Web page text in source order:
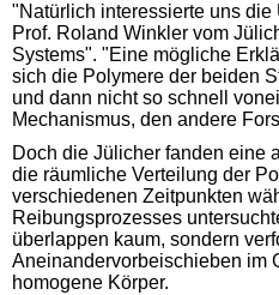
"Natürlich interessierte uns die
Prof. Roland Winkler vom
Systems". "Eine mögliche
sich die Polymere der beiden
und dann nicht so schnell
Mechanismus, den andere
Doch die Jülicher fanden eine
die räumliche Verteilung der
verschiedenen Zeitpunkten
Reibungsprozesses
überlappen kaum, sondern
Aneinandervorbeischieben im
homogene Körper.